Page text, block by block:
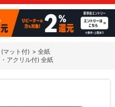
マット付) > 全紙
アクリル付) 全紙